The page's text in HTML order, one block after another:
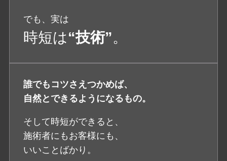
でも、実は
時短は“技術”。
誰でもコツさえつかめば、
自然とできるようになるもの。
そして時短ができると、
施術者にもお客様にも、
いいことばかり。